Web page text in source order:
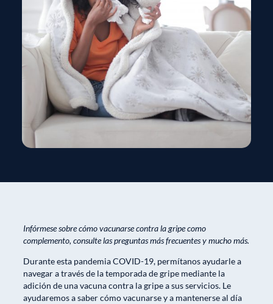
Infórmese sobre cómo vacunarse contra la gripe como
complemento, consulte las preguntas más frecuentes y mucho más.
Durante esta pandemia COVID-19, permítanos ayudarle a
navegar a través de la temporada de gripe mediante la
adición de una vacuna contra la gripe a sus servicios. Le
ayudaremos a saber cómo vacunarse y a mantenerse al día